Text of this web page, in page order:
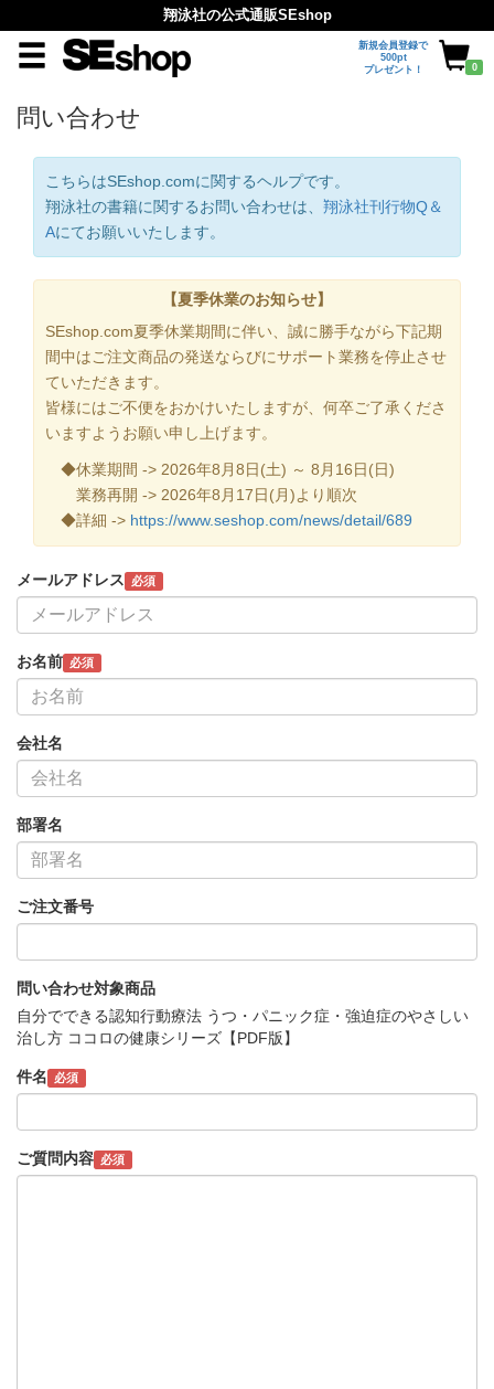
翔泳社の公式通販SEshop
新規会員登録で
500pt
プレゼント！
0
問い合わせ
こちらはSEshop.comに関するヘルプです。
翔泳社の書籍に関するお問い合わせは、 翔泳社刊行物Q＆
Aにてお願いいたします。
【夏季休業のお知らせ】
SEshop.com夏季休業期間に伴い、誠に勝手ながら下記期
間中はご注文商品の発送ならびにサポート業務を停止させ
ていただきます。
皆様にはご不便をおかけいたしますが、何卒ご了承くださ
いますようお願い申し上げます。
◆休業期間 -> 2026年8月8日(土) ～ 8月16日(日)
業務再開 -> 2026年8月17日(月)より順次
◆詳細 -> https://www.seshop.com/news/detail/689
メールアドレス 必須
お名前 必須
会社名
部署名
ご注文番号
問い合わせ対象商品
自分でできる認知行動療法 うつ・パニック症・強迫症のやさしい
治し方 ココロの健康シリーズ【PDF版】
件名 必須
ご質問内容 必須